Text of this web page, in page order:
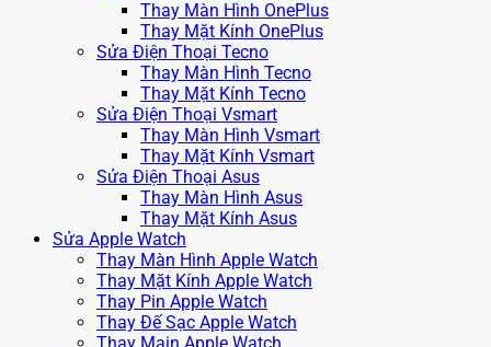
Thay Màn Hình OnePlus
Thay Mặt Kính OnePlus
Sửa Điện Thoại Tecno
Thay Màn Hình Tecno
Thay Mặt Kính Tecno
Sửa Điện Thoại Vsmart
Thay Màn Hình Vsmart
Thay Mặt Kính Vsmart
Sửa Điện Thoại Asus
Thay Màn Hình Asus
Thay Mặt Kính Asus
Sửa Apple Watch
Thay Màn Hình Apple Watch
Thay Mặt Kính Apple Watch
Thay Pin Apple Watch
Thay Đế Sạc Apple Watch